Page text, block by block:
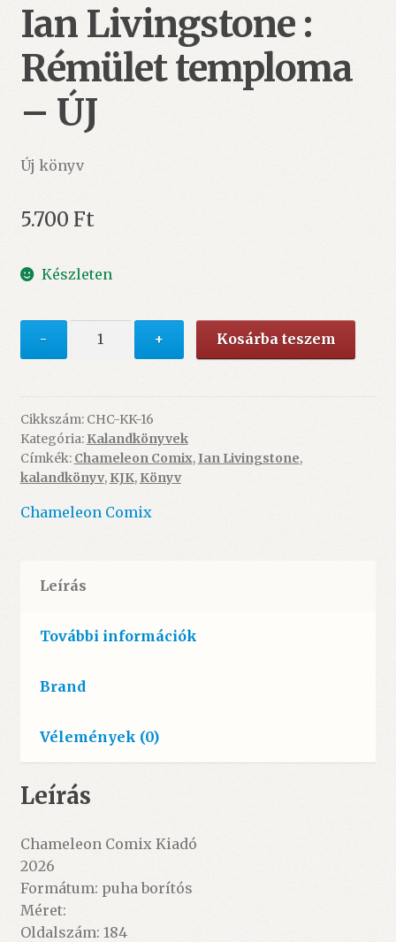
Ian Livingstone :
Rémület temploma
– ÚJ
Új könyv
5.700 Ft
Készleten
-
Rémület
temploma
-
ÚJ
mennyiség
+ Kosárba teszem
Cikkszám: CHC-KK-16
Kategória: Kalandkönyvek
Címkék: Chameleon Comix,Ian Livingstone,
kalandkönyv, KJK, Könyv
Chameleon Comix
Leírás
További információk
Brand
Vélemények (0)
Leírás
Chameleon Comix Kiadó
2026
Formátum: puha borítós
Méret:
Oldalszám: 184